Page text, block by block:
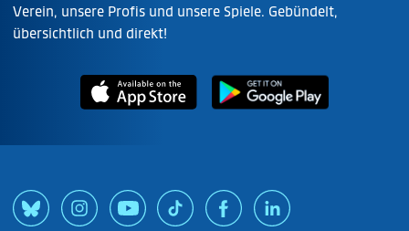
Verein, unsere Profis und unsere Spiele. Gebündelt,
übersichtlich und direkt!